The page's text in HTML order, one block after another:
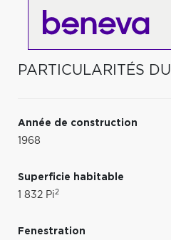
PARTICULARITÉS
Année de construction
1968
Superficie habitable
1 832 Pi2
Fenestration